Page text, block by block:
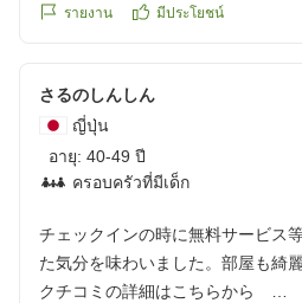
รายงาน มีประโยชน์
さるのしんしん
ญี่ปุ่น
อายุ: 40-49 ปี
ครอบครัวที่มีเด็ก
チェックインの時に無料サービス
た気分を味わいました。部屋も綺
クチコミの詳細はこちらから